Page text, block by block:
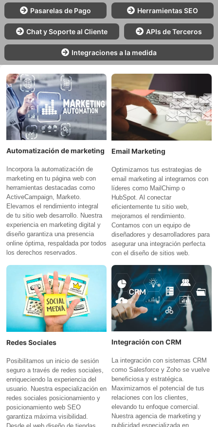
Pasarelas de Pago Herramientas SEO
Chat y Soporte al Cliente APIs de Terceros
Integraciones a la medida
Automatización de marketing
Incorpora la automatización de
marketing en tu página web con
herramientas destacadas como
ActiveCampaign, Marketo.
Elevamos el rendimiento integral
de tu sitio web desarrollo. Nuestra
experiencia en marketing digital y
diseño garantiza una presencia
online óptima, respaldada por todos
los derechos reservados.
Email Marketing
Optimizamos tus estrategias de
email marketing al integrarnos con
líderes como MailChimp o
HubSpot. Al conectar
eficientemente tu sitio web,
mejoramos el rendimiento.
Contamos con un equipo de
diseñadores y desarrolladores para
asegurar una integración perfecta
con el diseño de sitios web.
Redes Sociales
Posibilitamos un inicio de sesión
seguro a través de redes sociales,
enriqueciendo la experiencia del
usuario. Nuestra especialización en
redes sociales posicionamiento y
posicionamiento web SEO
garantiza máxima visibilidad.
Integración con CRM
La integración con sistemas CRM
como Salesforce y Zoho se vuelve
beneficiosa y estratégica.
Maximizamos el potencial de tus
relaciones con los clientes,
elevando tu enfoque comercial.
Nuestra agencia de marketing y
publicidad especializada en